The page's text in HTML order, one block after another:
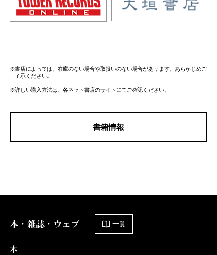
※書店によっては、在庫のない場合や取扱いのない場合があります。あらかじめご
了承ください。
※詳しい購入方法は、各ネット書店のサイトにてご確認ください。
書籍情報
本・雑誌・ウェブ 一覧
本